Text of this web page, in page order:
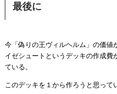
最後に
今「偽りの王ヴィルヘルム」の価値
イゼシュートというデッキの作成費
ている。
このデッキを１から作ろうと思って